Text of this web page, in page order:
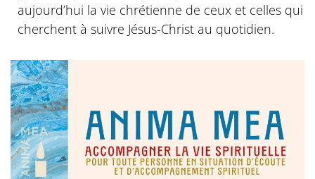
aujourd’hui la vie chrétienne de ceux et celles qui
cherchent à suivre Jésus-Christ au quotidien.